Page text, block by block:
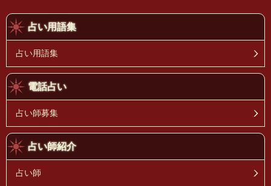
占い用語集
占い用語集
電話占い
占い師募集
占い師紹介
占い師